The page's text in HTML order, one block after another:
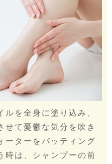
ルを全身に塗り込み、
せて憂鬱な気分を吹き
ーターをパッティング
時は、シャンプーの前